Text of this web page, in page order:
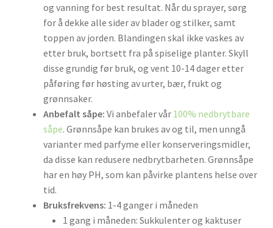
og vanning for best resultat. Når du sprayer, sørg
for å dekke alle sider av blader og stilker, samt
toppen av jorden. Blandingen skal ikke vaskes av
etter bruk, bortsett fra på spiselige planter. Skyll
disse grundig før bruk, og vent 10-14 dager etter
påføring før høsting av urter, bær, frukt og
grønnsaker.
Anbefalt såpe: Vi anbefaler vår 100% nedbrytbare
såpe. Grønnsåpe kan brukes av og til, men unngå
varianter med parfyme eller konserveringsmidler,
da disse kan redusere nedbrytbarheten. Grønnsåpe
har en høy PH, som kan påvirke plantens helse over
tid.
Bruksfrekvens: 1-4 ganger i måneden
1 gang i måneden: Sukkulenter og kaktuser